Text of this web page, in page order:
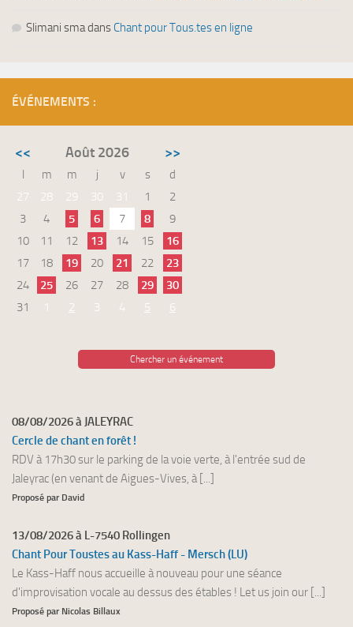
Slimani smadans Chant pour Tous.tes en ligne
ÉVÉNEMENTS :
<< Août 2026 >>
l m m j v s
d
27
28 29 30 31 1
2
3
4 5 6 7 8
9
10
11 12 13 14 15
16
17
18 19 20 21 22
23
24
25 26 27 28 29
30
31
1 2 3 4 5 6
Chercher un événement
08/08/2026 à JALEYRAC
Cercle de chant en forêt !
RDV à 17h30 sur le parking de la voie verte, à l'entrée sud de
Jaleyrac (en venant de Aigues-Vives, à [...]
Proposé par David
13/08/2026 à L-7540 Rollingen
Chant Pour Toustes au Kass-Haff - Mersch (LU)
Le Kass-Haff nous accueille à nouveau pour une séance
d'improvisation vocale au dessus des étables ! Let us join our [...]
Proposé par Nicolas Billaux